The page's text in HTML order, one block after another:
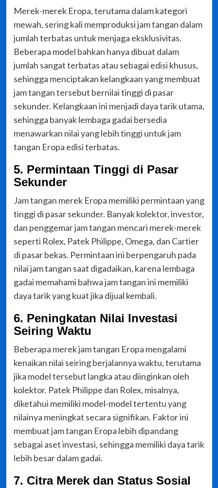
Merek-merek Eropa, terutama dalam kategori
mewah, sering kali memproduksi jam tangan dalam
jumlah terbatas untuk menjaga eksklusivitas.
Beberapa model bahkan hanya dibuat dalam
jumlah sangat terbatas atau sebagai edisi khusus,
sehingga menciptakan kelangkaan yang membuat
jam tangan tersebut bernilai tinggi di pasar
sekunder. Kelangkaan ini menjadi daya tarik utama,
sehingga banyak lembaga gadai bersedia
menawarkan nilai yang lebih tinggi untuk jam
tangan Eropa edisi terbatas.
5. Permintaan Tinggi di Pasar
Sekunder
Jam tangan merek Eropa memiliki permintaan yang
tinggi di pasar sekunder. Banyak kolektor, investor,
dan penggemar jam tangan mencari merek-merek
seperti Rolex, Patek Philippe, Omega, dan Cartier
di pasar bekas. Permintaan ini berpengaruh pada
nilai jam tangan saat digadaikan, karena lembaga
gadai memahami bahwa jam tangan ini memiliki
daya tarik yang kuat jika dijual kembali.
6. Peningkatan Nilai Investasi
Seiring Waktu
Beberapa merek jam tangan Eropa mengalami
kenaikan nilai seiring berjalannya waktu, terutama
jika model tersebut langka atau diinginkan oleh
kolektor. Patek Philippe dan Rolex, misalnya,
diketahui memiliki model-model tertentu yang
nilainya meningkat secara signifikan. Faktor ini
membuat jam tangan Eropa lebih dipandang
sebagai aset investasi, sehingga memiliki daya tarik
lebih besar dalam gadai.
7. Citra Merek dan Status Sosial